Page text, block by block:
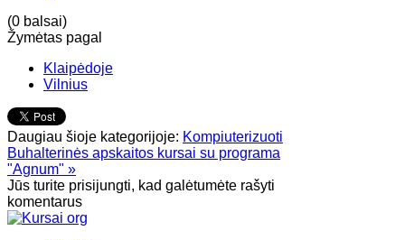
(0 balsai)
Žymėtas pagal
Klaipėdoje
Vilnius
Daugiau šioje kategorijoje: Kompiuterizuoti
Buhalterinės apskaitos kursai su programa
"Agnum" »
Jūs turite prisijungti, kad galėtumėte rašyti
komentarus